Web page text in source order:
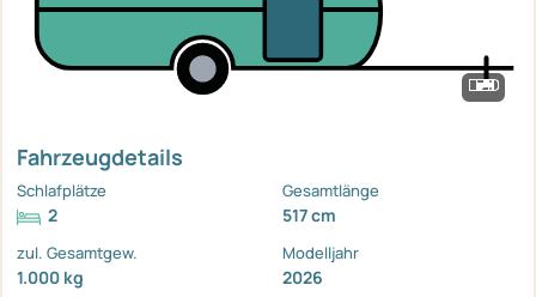
Fahrzeugdetails
Schlafplätze
2
Gesamtlänge
517 cm
zul. Gesamtgew.
1.000 kg
Modelljahr
2026